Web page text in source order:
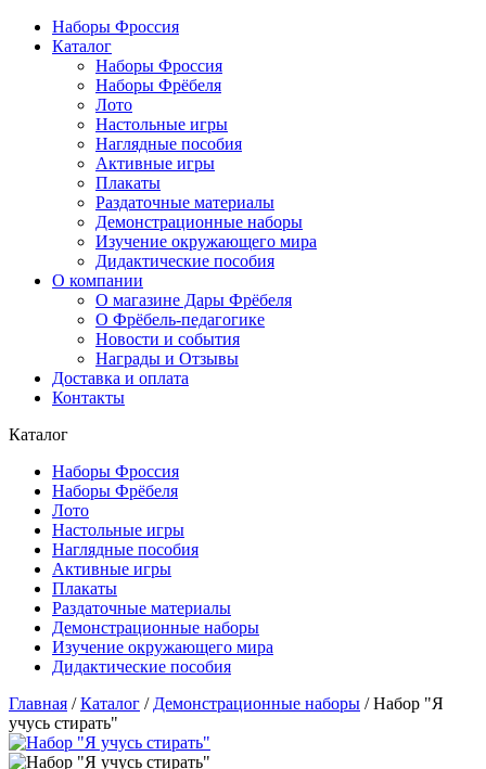
Наборы Фроссия
Каталог
Наборы Фроссия
Наборы Фрёбеля
Лото
Настольные игры
Наглядные пособия
Активные игры
Плакаты
Раздаточные материалы
Демонстрационные наборы
Изучение окружающего мира
Дидактические пособия
О компании
О магазине Дары Фрёбеля
О Фрёбель-педагогике
Новости и события
Награды и Отзывы
Доставка и оплата
Контакты
Каталог
Наборы Фроссия
Наборы Фрёбеля
Лото
Настольные игры
Наглядные пособия
Активные игры
Плакаты
Раздаточные материалы
Демонстрационные наборы
Изучение окружающего мира
Дидактические пособия
Главная /Каталог / Демонстрационные наборы /Набор "Я
учусь стирать"